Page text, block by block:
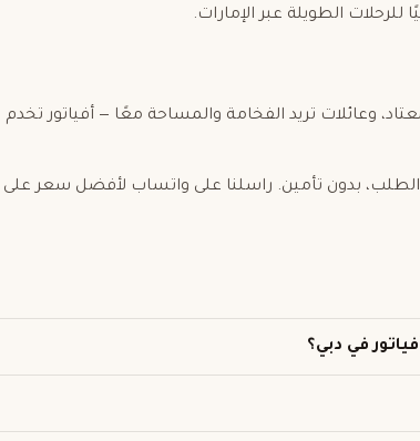
للرحلات الطويلة عبر الإمارات.
وعائلات تريد الفخامة والمساحة معًا — أفياتور تخدم
الطلب، بدون تأمين. راسلنا على واتساب لأفضل سعر على
في دبي؟